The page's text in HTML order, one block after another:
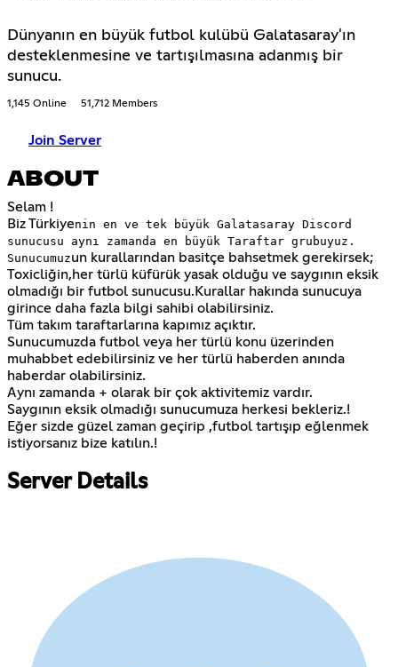
Dünyanın en büyük futbol kulübü Galatasaray'ın
desteklenmesine ve tartışılmasına adanmış bir
sunucu.
1,145 Online 51,712 Members
Join Server
ABOUT
Selam !
Biz Türkiyenin en ve tek büyük Galatasaray Discord
sunucusu aynı zamanda en büyük Taraftar grubuyuz.
Sunucumuzun kurallarından basitçe bahsetmek gerekirsek;
Toxicliğin,her türlü küfürük yasak olduğu ve saygının eksik
olmadığı bir futbol sunucusu.Kurallar hakında sunucuya
girince daha fazla bilgi sahibi olabilirsiniz.
Tüm takım taraftarlarına kapımız açıktır.
Sunucumuzda futbol veya her türlü konu üzerinden
muhabbet edebilirsiniz ve her türlü haberden anında
haberdar olabilirsiniz.
Aynı zamanda + olarak bir çok aktivitemiz vardır.
Saygının eksik olmadığı sunucumuza herkesi bekleriz.!
Eğer sizde güzel zaman geçirip ,futbol tartışıp eğlenmek
istiyorsanız bize katılın.!
Server Details